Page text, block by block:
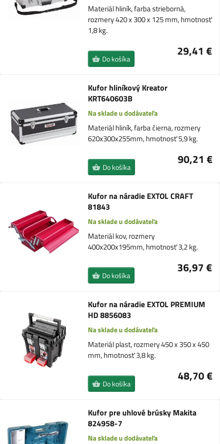
Materiál hliník, farba strieborná,
rozmery 420 x 300 x 125 mm, hmotnosť
1,8 kg.
29,41 €
Do košíka
Kufor hliníkový Kreator
KRT640603B
Na sklade u dodávateľa
Materiál hliník, farba čierna, rozmery
620x300x255mm, hmotnosť 5,9 kg.
90,21 €
Do košíka
Kufor na náradie EXTOL CRAFT
81843
Na sklade u dodávateľa
Materiál kov, rozmery
400x200x195mm, hmotnosť 3,2 kg.
36,97 €
Do košíka
Kufor na náradie EXTOL PREMIUM
HD 8856083
Na sklade u dodávateľa
Materiál plast, rozmery 450 x 350 x 450
mm, hmotnosť 3,8 kg.
48,70 €
Do košíka
Kufor pre uhlové brúsky Makita
824958-7
Na sklade u dodávateľa